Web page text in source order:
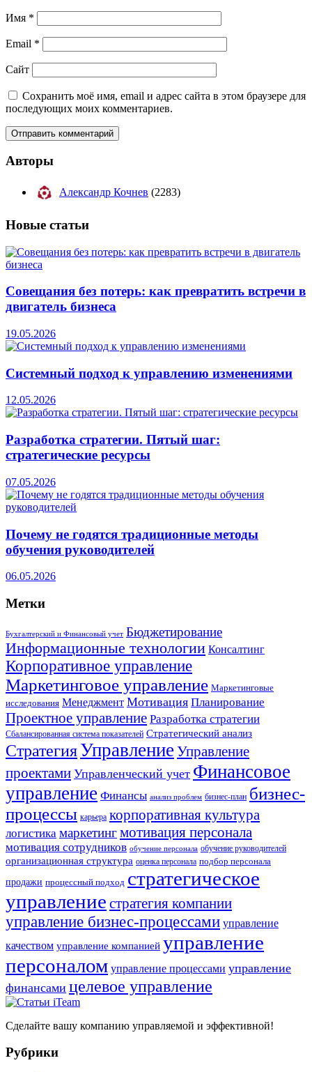
Имя *
Email *
Сайт
Сохранить моё имя, email и адрес сайта в этом браузере для
последующих моих комментариев.
Авторы
Александр Кочнев (2283)
Новые статьи
Совещания без потерь: как превратить встречи в
двигатель бизнеса
19.05.2026
Системный подход к управлению изменениями
12.05.2026
Разработка стратегии. Пятый шаг:
стратегические ресурсы
07.05.2026
Почему не годятся традиционные методы
обучения руководителей
06.05.2026
Метки
Бухгалтерский и Финансовый учет Бюджетирование
Информационные технологии Консалтинг
Корпоративное управление
Маркетинговое управление Маркетинговые
исследования Менеджмент Мотивация Планирование
Проектное управление Разработка стратегии
Сбалансированная система показателей Стратегический анализ
СтратегияУправление Управление
проектами Управленческий учет Финансовое
управление Финансы анализ проблем бизнес-план бизнес-
процессы карьера корпоративная культура
логистика маркетингмотивация персонала
мотивация сотрудников обучение персонала обучение руководителей
организационная структура оценка персонала подбор персонала
продажи процессный подход стратегическое
управление стратегия компании
управление бизнес-процессами управление
качеством управление компанией управление
персоналом управление процессами управление
финансами целевое управление
Сделайте вашу компанию управляемой и эффективной!
Рубрики